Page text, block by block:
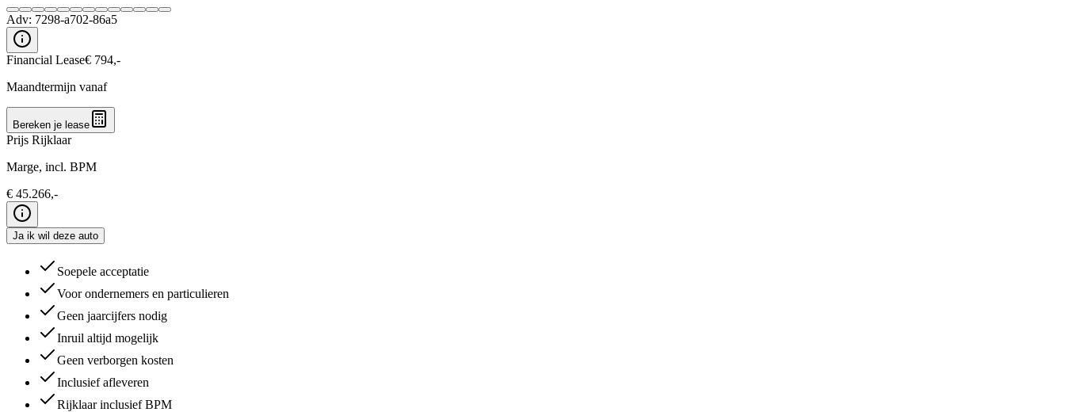
Adv: 7298-a702-86a5
Financial Lease€ 794,-
Maandtermijn vanaf
Bereken je lease
Prijs Rijklaar
Marge, incl. BPM
€ 45.266,-
Ja ik wil deze auto
Soepele acceptatie
Voor ondernemers en particulieren
Geen jaarcijfers nodig
Inruil altijd mogelijk
Geen verborgen kosten
Inclusief afleveren
Rijklaar inclusief BPM